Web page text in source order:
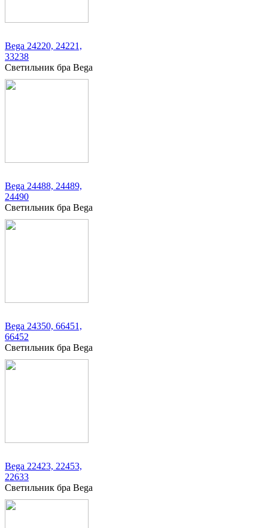
Bega 24220, 24221,
33238
Светильник бра Bega
Bega 24488, 24489,
24490
Светильник бра Bega
Bega 24350, 66451,
66452
Светильник бра Bega
Bega 22423, 22453,
22633
Светильник бра Bega